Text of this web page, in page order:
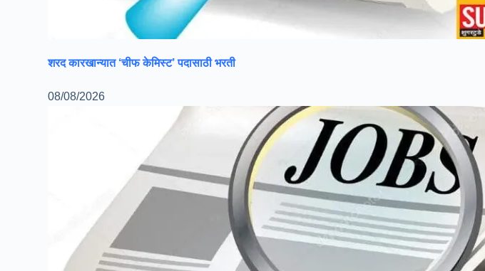
शरद कारखान्यात ‘चीफ केमिस्ट’ पदासाठी भरती
08/08/2026